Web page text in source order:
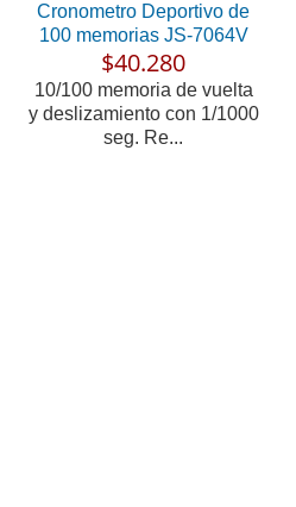
Cronometro Deportivo de
100 memorias JS-7064V
$40.280
10/100 memoria de vuelta
y deslizamiento con 1/1000
seg. Re...